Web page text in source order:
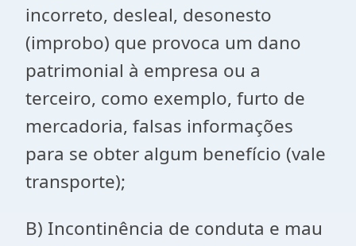
incorreto, desleal, desonesto
(improbo) que provoca um dano
patrimonial à empresa ou a
terceiro, como exemplo, furto de
mercadoria, falsas informações
para se obter algum benefício (vale
transporte);
B) Incontinência de conduta e mau